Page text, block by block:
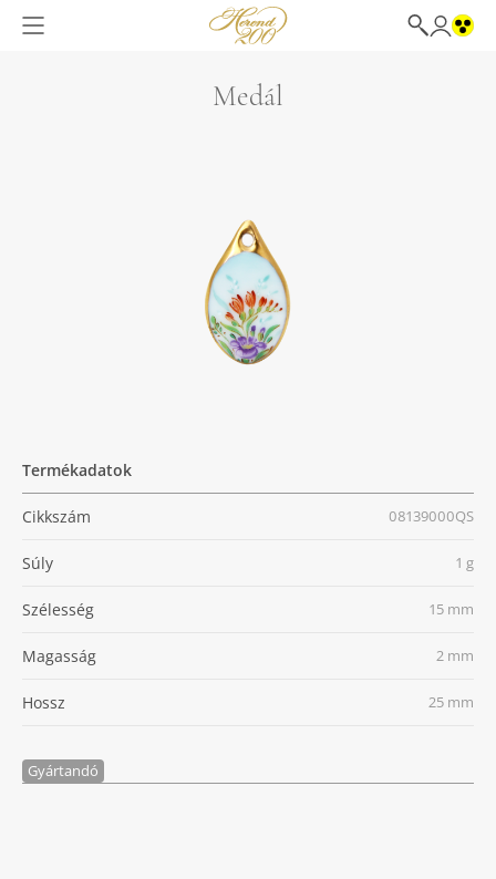
Medál
Termékadatok
Cikkszám 08139000QS
Súly 1 g
Szélesség 15 mm
Magasság 2 mm
Hossz 25 mm
Gyártandó